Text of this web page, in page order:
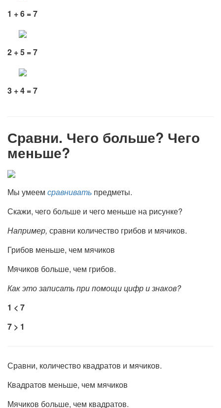
1 + 6 = 7
2 + 5 = 7
3 + 4 = 7
Сравни. Чего больше? Чего
меньше?
Мы умеем сравнивать предметы.
Скажи, чего больше и чего меньше на рисунке?
Например, сравни количество грибов и мячиков.
Грибов меньше, чем мячиков
Мячиков больше, чем грибов.
Как это записать при помощи цифр и знаков?
1 < 7
7 > 1
Сравни, количество квадратов и мячиков.
Квадратов меньше, чем мячиков
Мячиков больше, чем квадратов.